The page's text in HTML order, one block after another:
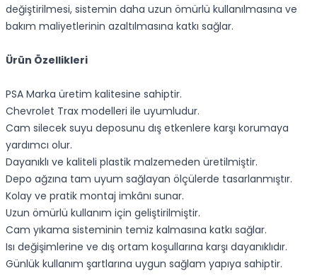
değiştirilmesi, sistemin daha uzun ömürlü kullanılmasına ve
bakım maliyetlerinin azaltılmasına katkı sağlar.
Ürün Özellikleri
PSA Marka üretim kalitesine sahiptir.
Chevrolet Trax modelleri ile uyumludur.
Cam silecek suyu deposunu dış etkenlere karşı korumaya
yardımcı olur.
Dayanıklı ve kaliteli plastik malzemeden üretilmiştir.
Depo ağzına tam uyum sağlayan ölçülerde tasarlanmıştır.
Kolay ve pratik montaj imkânı sunar.
Uzun ömürlü kullanım için geliştirilmiştir.
Cam yıkama sisteminin temiz kalmasına katkı sağlar.
Isı değişimlerine ve dış ortam koşullarına karşı dayanıklıdır.
Günlük kullanım şartlarına uygun sağlam yapıya sahiptir.